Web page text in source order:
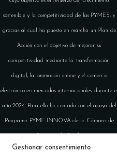
Gestionar consentimiento
sostenible y la competitividad de las PYMES, y
gracias al cual ha puesto en marcha un Plan de
Acción con el objetivo de mejorar su
competitividad mediante la transformación
digital, la promoción online y el comercio
electrónico en mercados internacionales durante el
año 2024. Para ello ha contado con el apoyo del
Programa PYME INNOVA de la Cámara de